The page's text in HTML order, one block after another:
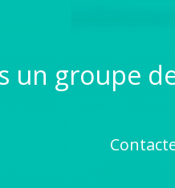
un groupe